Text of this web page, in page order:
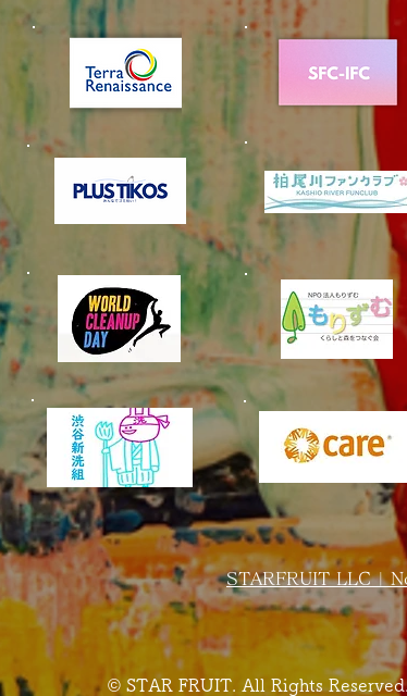
STARFRUIT LLC |
© STAR FRUIT. All Rights Reserved.